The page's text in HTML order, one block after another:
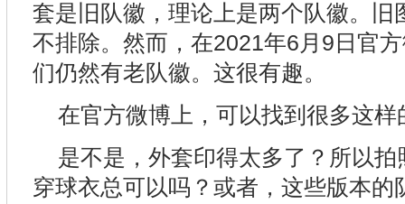
套是旧队徽，理论上是两个队徽。旧
不排除。然而，在2021年6月9日官
们仍然有老队徽。这很有趣。
在官方微博上，可以找到很多这样
是不是，外套印得太多了？所以
穿球衣总可以吗？或者，这些版本的